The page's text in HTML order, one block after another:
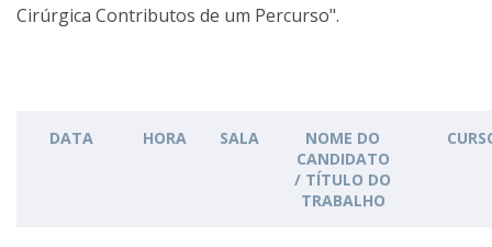
Cirúrgica Contributos de um Percurso".
DATA HORA SALA
NOME DO
CANDIDATO
/ TÍTULO DO
TRABALHO